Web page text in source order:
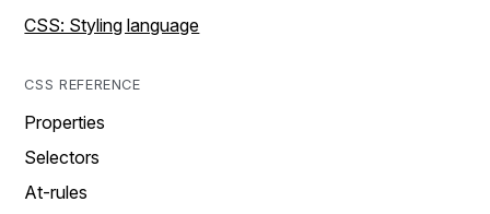
CSS: Styling language
CSS REFERENCE
Properties
Selectors
At-rules